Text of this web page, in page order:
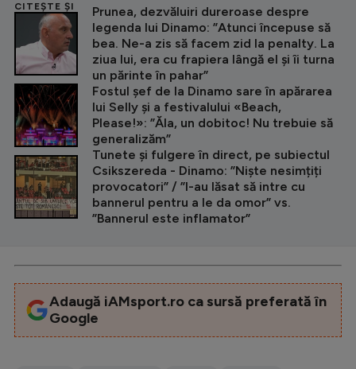
CITEȘTE ȘI
Prunea, dezvăluiri dureroase despre
legenda lui Dinamo: ”Atunci începuse să
bea. Ne-a zis să facem zid la penalty. La
ziua lui, era cu frapiera lângă el și îi turna
un părinte în pahar”
Fostul șef de la Dinamo sare în apărarea
lui Selly și a festivalului «Beach,
Please!»: ”Ăla, un dobitoc! Nu trebuie să
generalizăm”
Tunete și fulgere în direct, pe subiectul
Csikszereda - Dinamo: ”Niște nesimțiți
provocatori” / ”I-au lăsat să intre cu
bannerul pentru a le da omor” vs.
”Bannerul este inflamator”
Adaugă iAMsport.ro ca sursă preferată în
Google